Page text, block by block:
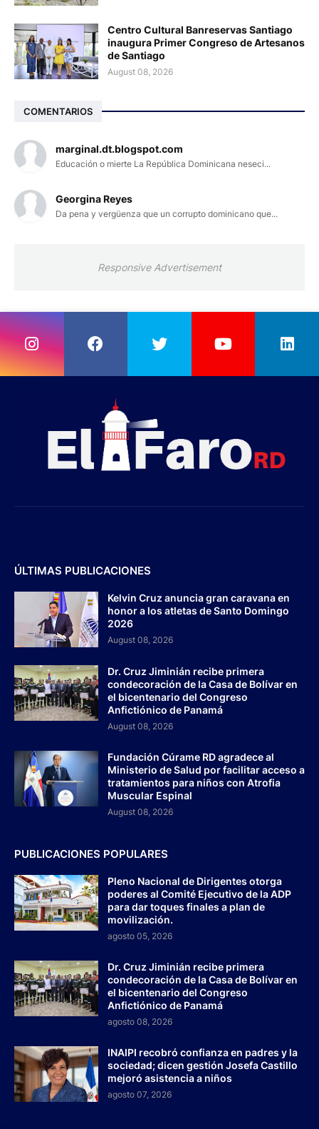
Centro Cultural Banreservas Santiago
inaugura Primer Congreso de Artesanos
de Santiago
August 08, 2026
COMENTARIOS
marginal.dt.blogspot.com
Educación o mierte La República Dominicana neseci...
Georgina Reyes
Da pena y vergüenza que un corrupto dominicano que...
Responsive Advertisement
ÚLTIMAS PUBLICACIONES
Kelvin Cruz anuncia gran caravana en
honor a los atletas de Santo Domingo
2026
August 08, 2026
Dr. Cruz Jiminián recibe primera
condecoración de la Casa de Bolívar en
el bicentenario del Congreso
Anfictiónico de Panamá
August 08, 2026
Fundación Cúrame RD agradece al
Ministerio de Salud por facilitar acceso a
tratamientos para niños con Atrofia
Muscular Espinal
August 08, 2026
PUBLICACIONES POPULARES
Pleno Nacional de Dirigentes otorga
poderes al Comité Ejecutivo de la ADP
para dar toques finales a plan de
movilización.
agosto 05, 2026
Dr. Cruz Jiminián recibe primera
condecoración de la Casa de Bolívar en
el bicentenario del Congreso
Anfictiónico de Panamá
agosto 08, 2026
INAIPI recobró confianza en padres y la
sociedad; dicen gestión Josefa Castillo
mejoró asistencia a niños
agosto 07, 2026